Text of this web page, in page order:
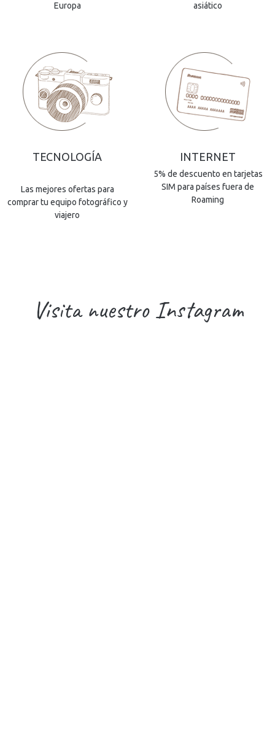
Europa
asiático
TECNOLOGÍA
Las mejores ofertas para
comprar tu equipo fotográfico y
viajero
INTERNET
5% de descuento en tarjetas
SIM para países fuera de
Roaming
Visita nuestro Instagram